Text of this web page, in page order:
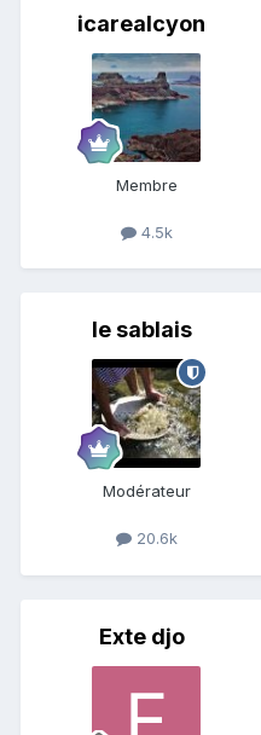
icarealcyon
Membre
4.5k
le sablais
Modérateur
20.6k
Exte djo